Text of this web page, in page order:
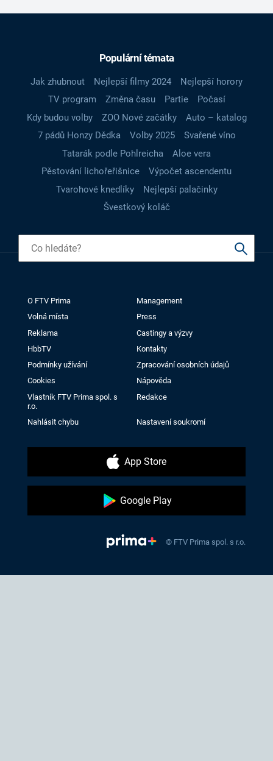
Populární témata
Jak zhubnout Nejlepší filmy 2024
Nejlepší horory
TV program
Změna času Partie
Počasí
Kdy budou volby
ZOO Nové začátky
Auto – katalog
7 pádů Honzy Dědka
Volby 2025
Svařené víno
Tatarák podle Pohlreicha
Aloe vera
Pěstování lichořeřišnice
Výpočet ascendentu
Tvarohové knedlíky
Nejlepší palačinky
Švestkový koláč
O FTV Prima
Management
Volná místa
Press
Reklama
Castingy a výzvy
HbbTV
Kontakty
Podmínky užívání
Zpracování osobních údajů
Cookies
Nápověda
Vlastník FTV Prima spol. s
r.o.
Redakce
Nahlásit chybu Nastavení soukromí
App Store
Google Play
© FTV Prima spol. s r.o.